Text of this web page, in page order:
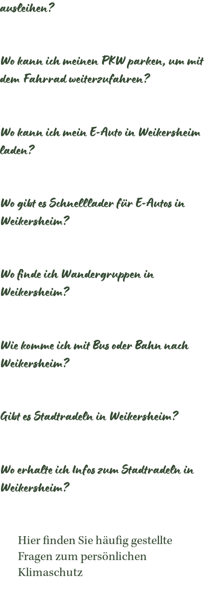
ausleihen?
Wo kann ich meinen PKW parken, um mit
dem Fahrrad weiterzufahren?
Wo kann ich mein E-Auto in Weikersheim
laden?
Wo gibt es Schnelllader für E-Autos in
Weikersheim?
Wo finde ich Wandergruppen in
Weikersheim?
Wie komme ich mit Bus oder Bahn nach
Weikersheim?
Gibt es Stadtradeln in Weikersheim?
Wo erhalte ich Infos zum Stadtradeln in
Weikersheim?
Hier finden Sie häufig gestellte
Fragen zum persönlichen
Klimaschutz